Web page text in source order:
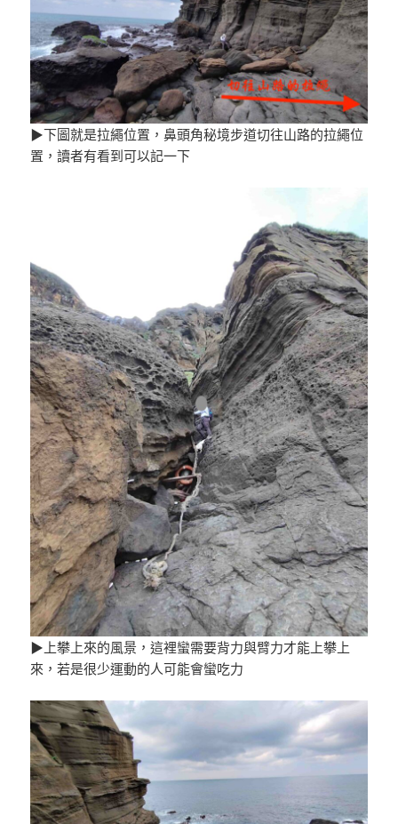
▶下圖就是拉繩位置，鼻頭角秘境步道切往山路的拉繩位
置，讀者有看到可以記一下
▶上攀上來的風景，這裡蠻需要背力與臂力才能上攀上
來，若是很少運動的人可能會蠻吃力